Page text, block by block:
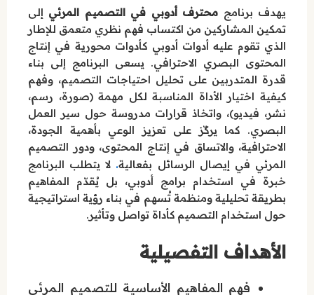
يهدف برنامج محترف أدوبي في التصميم المرئي إلى
تمكين المشاركين من اكتساب فهم نظري متعمق للإطار
الذي تقوم عليه أدوات أدوبي كأدوات محورية في إنتاج
المحتوى البصري الاحترافي. يسعى البرنامج إلى بناء
قدرة المتدربين على تحليل احتياجات التصميم، وفهم
كيفية اختيار الأداة المناسبة لكل مهمة (صورة، رسم،
نشر، فيديو)، واتخاذ قرارات مدروسة حول سير العمل
البصري. كما يركّز على تعزيز الوعي بأهمية الجودة،
الاحترافية، والاتساق في إنتاج المحتوى، ودور التصميم
المرئي في إيصال الرسائل بفعالية. لا يتطلب البرنامج
خبرة في استخدام برامج أدوبي، بل يُقدّم المفاهيم
بطريقة تحليلية ومنظمة تُسهم في بناء رؤية استراتيجية
حول استخدام التصميم كأداة تواصل وتأثير.
الأهداف التفصيلية
فهم المفاهيم الأساسية للتصميم المرئي